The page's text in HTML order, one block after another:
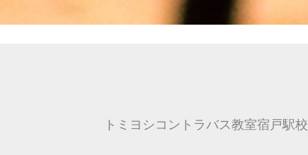
トミヨシコントラバス教室宿戸駅校